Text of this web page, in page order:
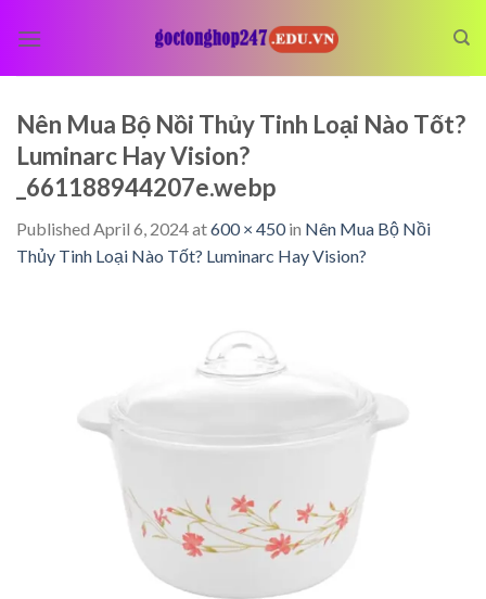
Nên Mua Bộ Nồi Thủy Tinh Loại Nào Tốt?
Luminarc Hay Vision?
_661188944207e.webp
Published April 6, 2024at600 × 450in Nên Mua Bộ Nồi
Thủy Tinh Loại Nào Tốt? Luminarc Hay Vision?